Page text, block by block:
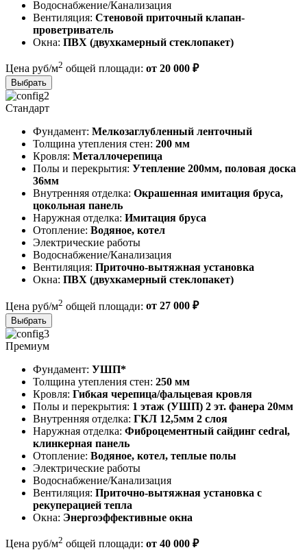
Водоснабжение/Канализация
Вентиляция: Стеновой приточный клапан-
проветриватель
Окна: ПВХ (двухкамерный стеклопакет)
Цена руб/м2 общей площади: от 20 000 ₽
Выбрать
Стандарт
Фундамент: Мелкозаглубленный ленточный
Толщина утепления стен: 200 мм
Кровля: Металлочерепица
Полы и перекрытия: Утепление 200мм, половая доска
36мм
Внутренняя отделка: Окрашенная имитация бруса,
цокольная панель
Наружная отделка: Имитация бруса
Отопление: Водяное, котел
Электрические работы
Водоснабжение/Канализация
Вентиляция: Приточно-вытяжная установка
Окна: ПВХ (двухкамерный стеклопакет)
Цена руб/м2 общей площади: от 27 000 ₽
Выбрать
Премиум
Фундамент: УШП*
Толщина утепления стен: 250 мм
Кровля: Гибкая черепица/фальцевая кровля
Полы и перекрытия: 1 этаж (УШП) 2 эт. фанера 20мм
Внутренняя отделка: ГКЛ 12,5мм 2 слоя
Наружная отделка: Фиброцементный сайдинг cedral,
клинкерная панель
Отопление: Водяное, котел, теплые полы
Электрические работы
Водоснабжение/Канализация
Вентиляция: Приточно-вытяжная установка с
рекуперацией тепла
Окна: Энергоэффективные окна
Цена руб/м2 общей площади: от 40 000 ₽